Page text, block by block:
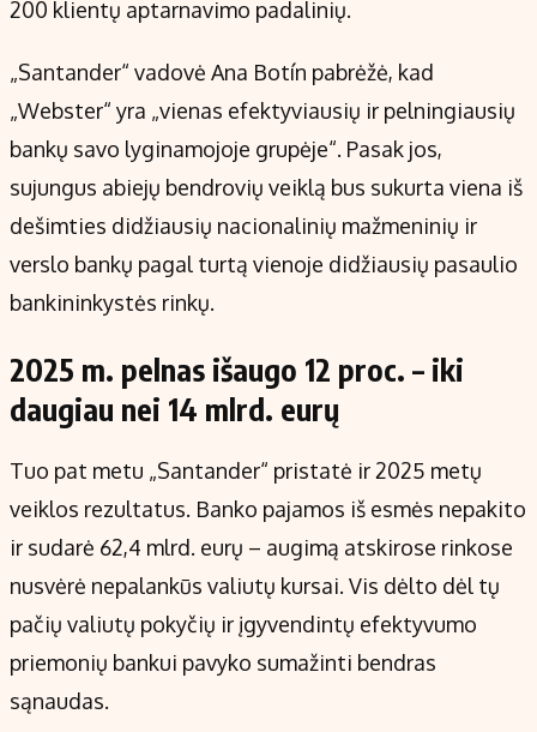
200 klientų aptarnavimo padalinių.
„Santander“ vadovė Ana Botín pabrėžė, kad
„Webster“ yra „vienas efektyviausių ir pelningiausių
bankų savo lyginamojoje grupėje“. Pasak jos,
sujungus abiejų bendrovių veiklą bus sukurta viena iš
dešimties didžiausių nacionalinių mažmeninių ir
verslo bankų pagal turtą vienoje didžiausių pasaulio
bankininkystės rinkų.
2025 m. pelnas išaugo 12 proc. – iki
daugiau nei 14 mlrd. eurų
Tuo pat metu „Santander“ pristatė ir 2025 metų
veiklos rezultatus. Banko pajamos iš esmės nepakito
ir sudarė 62,4 mlrd. eurų – augimą atskirose rinkose
nusvėrė nepalankūs valiutų kursai. Vis dėlto dėl tų
pačių valiutų pokyčių ir įgyvendintų efektyvumo
priemonių bankui pavyko sumažinti bendras
sąnaudas.